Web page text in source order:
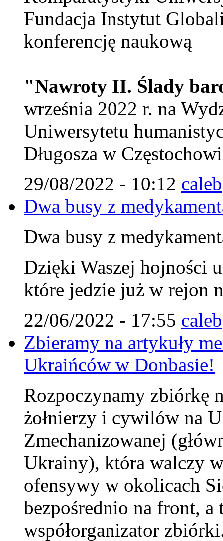
Fundacja Instytut
konferencję naukową
"Nawroty II. Ślady
września 2022 r. na
Uniwersytetu
Długosza w
29/08/2022 - 10:12 caleb
Dwa busy z
Dwa busy z
Dzięki Waszej hojności
które jedzie już w rejon
22/06/2022 - 17:55 caleb
Zbieramy na artykuły
Ukraińców w Donbasie!
Rozpoczynamy zbiórkę
żołnierzy i cywilów na
Zmechanizowanej
Ukrainy), która walczy
ofensywy w okolicach
bezpośrednio na front, a
współorganizator